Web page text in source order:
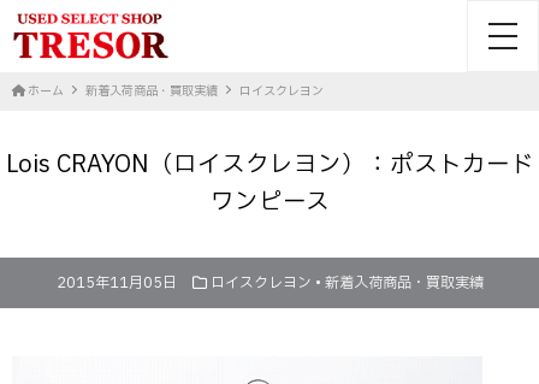
ホーム 新着入荷商品・買取実績 ロイスクレヨン
Lois CRAYON（ロイスクレヨン）：ポストカード
ワンピース
2015年11月05日 ロイスクレヨン • 新着入荷商品・買取実績